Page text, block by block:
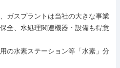
ガスプラントは当社の大きな事業
全、水処理関連機器・設備も得意
の水素ステーション等「水素」分